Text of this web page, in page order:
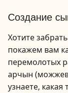
Создание
Хотите
покажем вам
перемолотых
арчын
узнаете,